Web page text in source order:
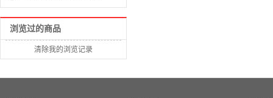
浏览过的商品
清除我的浏览记录